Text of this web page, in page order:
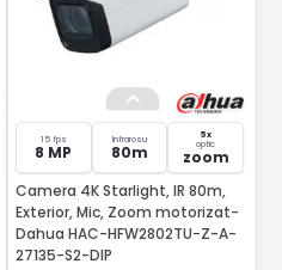
15 fps
8 MP
Infrarosu
80m
5x
optic
zoom
Camera 4K Starlight, IR 80m,
Exterior, Mic, Zoom motorizat-
Dahua HAC-HFW2802TU-Z-A-
27135-S2-DIP